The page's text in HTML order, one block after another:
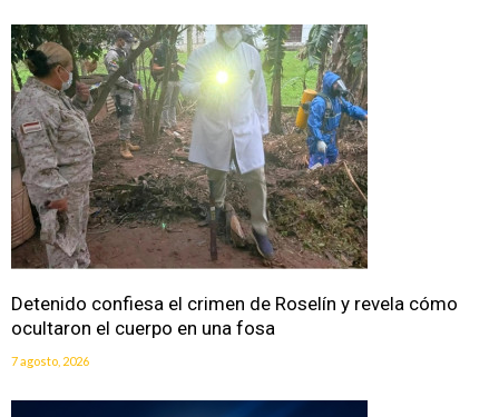
Detenido confiesa el crimen de Roselín y revela cómo
ocultaron el cuerpo en una fosa
7 agosto, 2026